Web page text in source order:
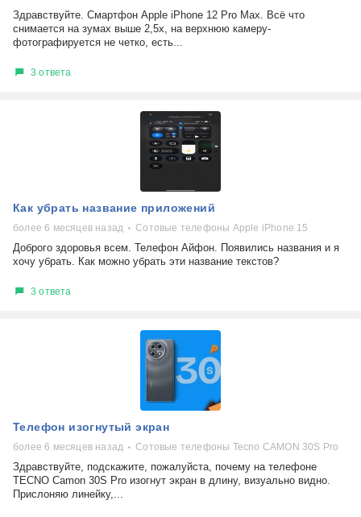
Здравствуйте. Смартфон Apple iPhone 12 Pro Max. Всё что
снимается на зумах выше 2,5х, на верхнюю камеру-
фотографируется не четко, есть...
3 ответа
Как убрать название приложений
более 6 месяцев назад Сотовые телефоны Apple iPhone 15
Доброго здоровья всем. Телефон Айфон. Появились названия и я
хочу убрать. Как можно убрать эти название текстов?
3 ответа
Телефон изогнутый экран
более 6 месяцев назад Сотовые телефоны Tecno CAMON 30S Pro
Здравствуйте, подскажите, пожалуйста, почему на телефоне
TECNO Camon 30S Pro изогнут экран в длину, визуально видно.
Прислоняю линейку,...